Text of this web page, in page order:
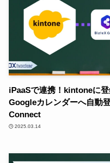
iPaaSで連携！kintoneに
Googleカレンダーへ自動
Connect
2025.03.14